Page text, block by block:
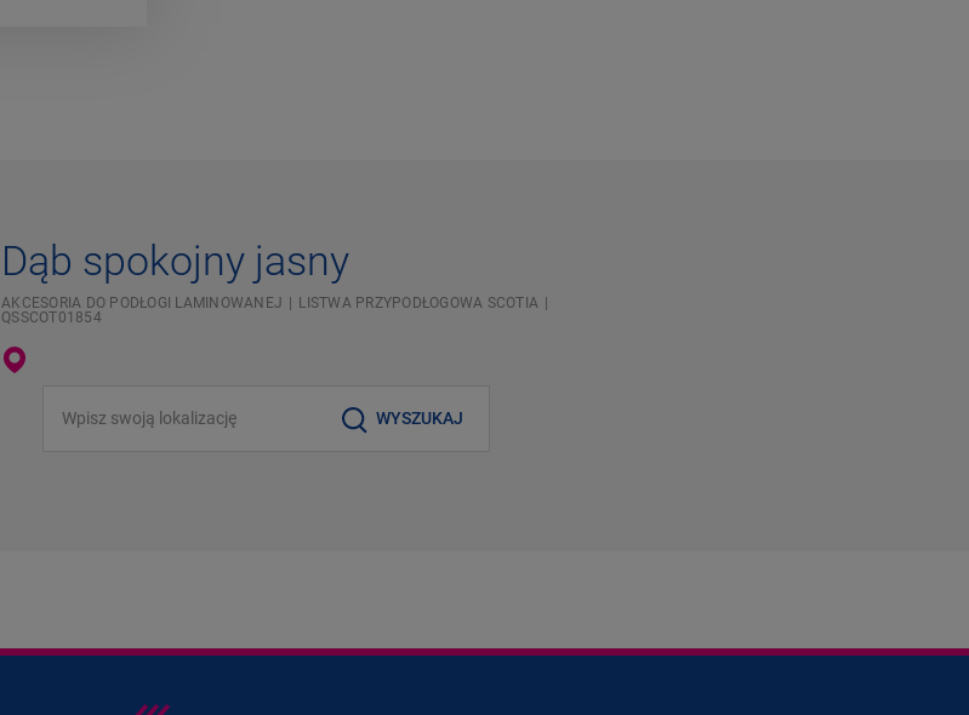
Dąb spokojny jasny
AKCESORIA DO PODŁOGI LAMINOWANEJ
LISTWA PRZYPODŁOGOWA SCOTIA
QSSCOT01854
WYSZUKAJ